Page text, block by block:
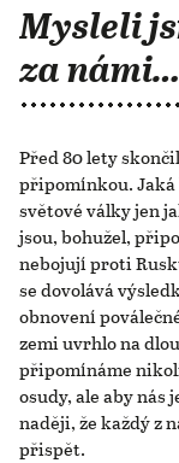
Mysleli
za námi…
Před 80 lety
připomínkou.
světové války jen
jsou, bohužel,
nebojují proti
se dovolává
obnovení
zemi uvrhlo na
připomínáme
osudy, ale aby
naději, že každý z
přispět.